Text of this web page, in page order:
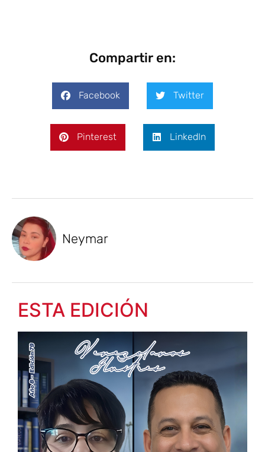
Compartir en:
Facebook Twitter
Pinterest LinkedIn
Neymar
ESTA EDICIÓN